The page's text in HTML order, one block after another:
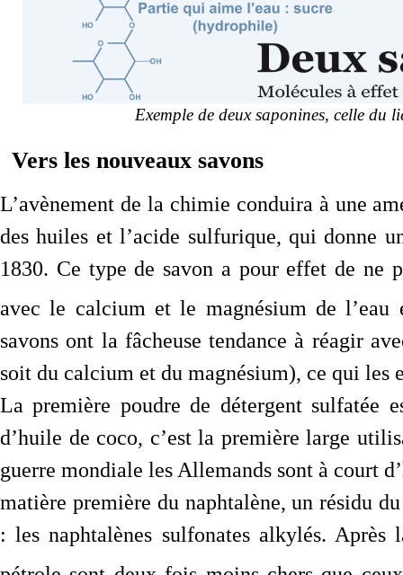
Exemple de deux saponines, celle du
Vers les nouveaux savons
L’avènement de la chimie conduira à une
des huiles et l’acide sulfurique, qui donne
1830. Ce type de savon a pour effet de ne
avec le calcium et le magnésium de
savons ont la fâcheuse tendance à réagir
soit du calcium et du magnésium), ce qui
La première poudre de détergent sulfatée
d’huile de coco, c’est la première large
guerre mondiale les Allemands sont à court
matière première du naphtalène, un résidu
: les naphtalènes sulfonates alkylés. Après